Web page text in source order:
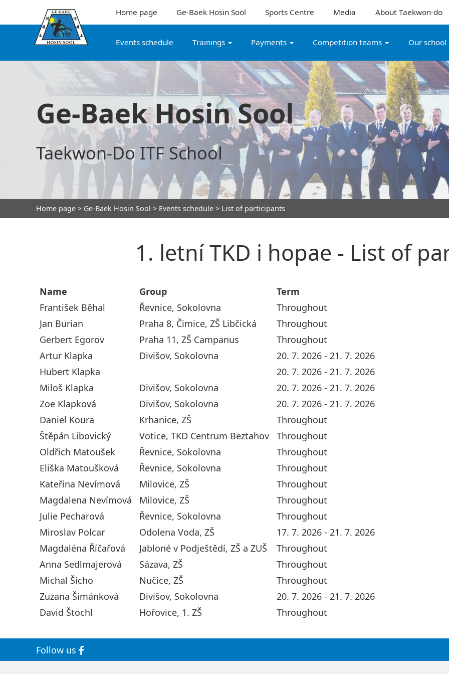
Home page Ge-Baek Hosin Sool Sports Centre Media About Taekwon-do
Events schedule Trainings Payments Competition teams Our school
Ge-Baek Hosin Sool
Taekwon-Do ITF School
Home page > Ge-Baek Hosin Sool > Events schedule > List of participants
1. letní TKD i hopae - List of
Name Group
Term
František Běhal
Řevnice, Sokolovna
Throughout
Jan Burian
Praha 8, Čimice, ZŠ Libčická
Throughout
Gerbert Egorov
Praha 11, ZŠ Campanus
Throughout
Artur Klapka
Divišov, Sokolovna
20. 7. 2026 - 21. 7. 2026
Hubert Klapka
20. 7. 2026 - 21. 7. 2026
Miloš Klapka
Divišov, Sokolovna
20. 7. 2026 - 21. 7. 2026
Zoe Klapková
Divišov, Sokolovna
20. 7. 2026 - 21. 7. 2026
Daniel Koura
Krhanice, ZŠ
Throughout
Štěpán Libovický
Votice, TKD Centrum Beztahov
Throughout
Oldřich Matoušek
Řevnice, Sokolovna
Throughout
Eliška Matoušková
Řevnice, Sokolovna
Throughout
Kateřina Nevímová
Milovice, ZŠ
Throughout
Magdalena Nevímová
Milovice, ZŠ
Throughout
Julie Pecharová
Řevnice, Sokolovna
Throughout
Miroslav Polcar
Odolena Voda, ZŠ
17. 7. 2026 - 21. 7. 2026
Magdaléna Říčařová
Jabloné v Podještědí, ZŠ a ZUŠ
Throughout
Anna Sedlmajerová
Sázava, ZŠ
Throughout
Michal Šícho
Nučice, ZŠ
Throughout
Zuzana Šimánková
Divišov, Sokolovna
20. 7. 2026 - 21. 7. 2026
David Štochl
Hořovice, 1. ZŠ Throughout
Follow us